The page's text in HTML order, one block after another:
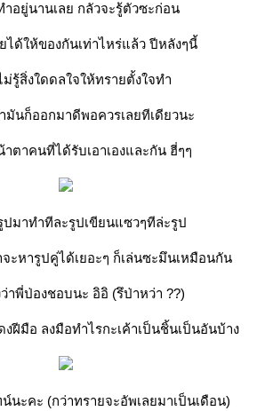
อยู่นานเลย กลัวจะรู้ตัวซะก่อน
ได้ให้ของกันเท่าไหร่แล้ว ปีหลังๆนี้
รู้สิ่งใดดลใจให้ทรายตั้งใจทำ
มันก็ออกมาดีพอควรเลยทีเดียวนะ
ตาคนที่ได้รับเอาเองและกัน ฮี่ๆๆ
ปมาทำทีละรูปเขียนแซวๆทีล่ะรูป
จะหารูปคู่ได้เยอะๆ ก็เล่นซะมึนเหมือนกัน
าพี่ป่องชอบนะ อิอิ (รึป่าหว่า ??)
ฝีมือ ลงมือทำไรกะเค้าเป็นชิ้นเป็นอันบ้าง
นะคะ (กว่าทรายจะอัพเลยมาเป็นเดือน)